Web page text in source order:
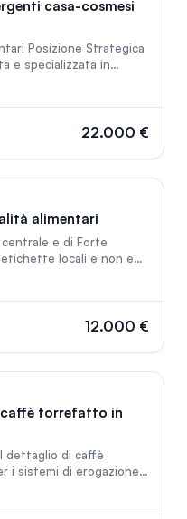
casa-cosmesi
e specializzata in
Glutine, Cosmesi
social
consulenze
22.000 €
alimentari
e di Forte
Langa . Ottime
molto bassi ed
12.000 €
torrefatto in
dettaglio di caffè
i sistemi di erogazione
da caffè.
proposte. Servizio di